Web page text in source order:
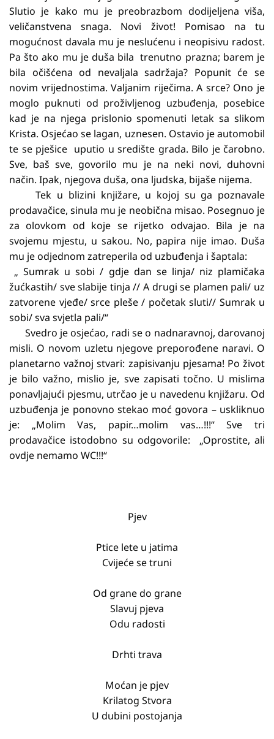
Slutio je kako mu je preobrazbom dodijeljena viša,
veličanstvena snaga. Novi život! Pomisao na tu
mogućnost davala mu je neslućenu i neopisivu radost.
Pa što ako mu je duša bila trenutno prazna; barem je
bila očišćena od nevaljala sadržaja? Popunit će se
novim vrijednostima. Valjanim riječima. A srce? Ono je
moglo puknuti od proživljenog uzbuđenja, posebice
kad je na njega prislonio spomenuti letak sa slikom
Krista. Osjećao se lagan, uznesen. Ostavio je automobil
te se pješice uputio u središte grada. Bilo je čarobno.
Sve, baš sve, govorilo mu je na neki novi, duhovni
način. Ipak, njegova duša, ona ljudska, bijaše nijema.
Tek u blizini knjižare, u kojoj su ga poznavale
prodavačice, sinula mu je neobična misao. Posegnuo je
za olovkom od koje se rijetko odvajao. Bila je na
svojemu mjestu, u sakou. No, papira nije imao. Duša
mu je odjednom zatreperila od uzbuđenja i šaptala:
„ Sumrak u sobi / gdje dan se linja/ niz plamičaka
žućkastih/ sve slabije tinja // A drugi se plamen pali/ uz
zatvorene vjeđe/ srce pleše / početak sluti// Sumrak u
sobi/ sva svjetla pali/“
Svedro je osjećao, radi se o nadnaravnoj, darovanoj
misli. O novom uzletu njegove preporođene naravi. O
planetarno važnoj stvari: zapisivanju pjesama! Po život
je bilo važno, mislio je, sve zapisati točno. U mislima
ponavljajući pjesmu, utrčao je u navedenu knjižaru. Od
uzbuđenja je ponovno stekao moć govora – uskliknuo
je: „Molim Vas, papir…molim vas…!!!“ Sve tri
prodavačice istodobno su odgovorile: „Oprostite, ali
ovdje nemamo WC!!!“
Pjev
Ptice lete u jatima
Cvijeće se truni
Od grane do grane
Slavuj pjeva
Odu radosti
Drhti trava
Moćan je pjev
Krilatog Stvora
U dubini postojanja